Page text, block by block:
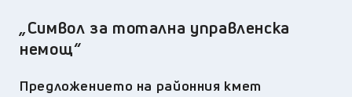
„Символ за тотална управленска
немощ“
Предложението на районния кмет